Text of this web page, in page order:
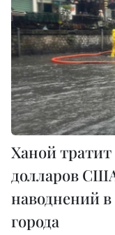
Ханой
долларов
наводнений
города